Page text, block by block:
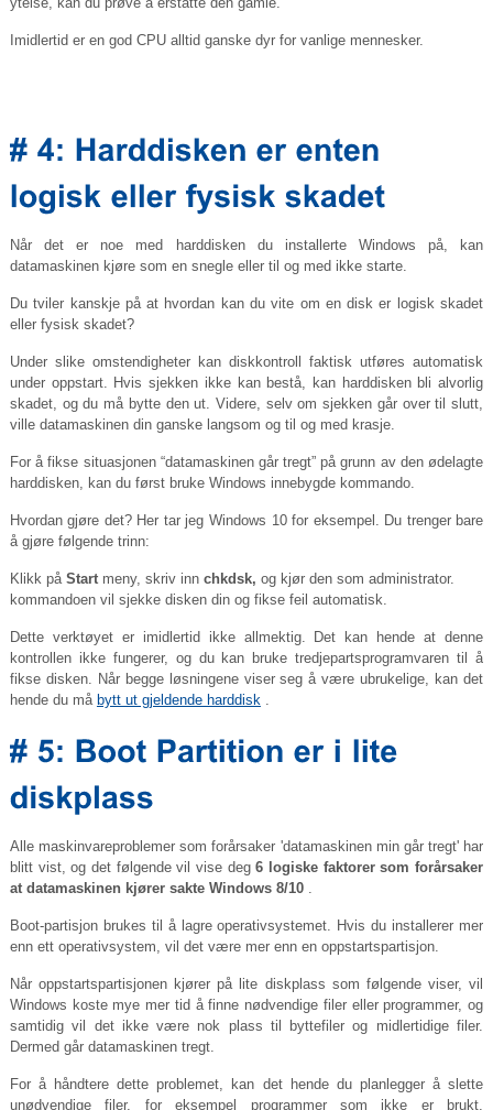
Imidlertid er en god CPU alltid ganske dyr for vanlige mennesker.
Når det er noe med harddisken du installerte Windows på, kan
datamaskinen kjøre som en snegle eller til og med ikke starte.
Du tviler kanskje på at hvordan kan du vite om en disk er logisk skadet
eller fysisk skadet?
Under slike omstendigheter kan diskkontroll faktisk utføres automatisk
under oppstart. Hvis sjekken ikke kan bestå, kan harddisken bli alvorlig
skadet, og du må bytte den ut. Videre, selv om sjekken går over til slutt,
ville datamaskinen din ganske langsom og til og med krasje.
For å fikse situasjonen “datamaskinen går tregt” på grunn av den ødelagte
harddisken, kan du først bruke Windows innebygde kommando.
Hvordan gjøre det? Her tar jeg Windows 10 for eksempel. Du trenger bare
å gjøre følgende trinn:
Klikk på Startmeny, skriv inn chkdsk, og kjør den som administrator.
kommandoen vil sjekke disken din og fikse feil automatisk.
Dette verktøyet er imidlertid ikke allmektig. Det kan hende at denne
kontrollen ikke fungerer, og du kan bruke tredjepartsprogramvaren til å
fikse disken. Når begge løsningene viser seg å være ubrukelige, kan det
hende du må bytt ut gjeldende harddisk.
Alle maskinvareproblemer som forårsaker 'datamaskinen min går tregt' har
blitt vist, og det følgende vil vise deg6 logiske faktorer som forårsaker
at datamaskinen kjører sakte Windows 8/10.
Boot-partisjon brukes til å lagre operativsystemet. Hvis du installerer mer
enn ett operativsystem, vil det være mer enn en oppstartspartisjon.
Når oppstartspartisjonen kjører på lite diskplass som følgende viser, vil
Windows koste mye mer tid å finne nødvendige filer eller programmer, og
samtidig vil det ikke være nok plass til byttefiler og midlertidige filer.
Dermed går datamaskinen tregt.
For å håndtere dette problemet, kan det hende du planlegger å slette
unødvendige filer, for eksempel programmer som ikke er brukt,